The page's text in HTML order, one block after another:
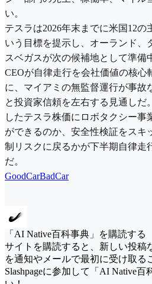
い。
テスラは2026年末までに米国12の
いう目標を提示し、オーランド、
スベガスが次の候補地として準備
CEOが自律走行を会社価値の核心
に、マイアミの無監督運行が事故
と投資家信頼を左右する見通しだ
したテスラ株価にロボタクシー事
ができるのか、安全性検証をスキ
制リスクに戻るかが下半期自律走
だ。
GoodCarBadCar
「AI Native百科事典」を購読する
サイトを購読すると、新しい投稿
を通知やメールで最初に受け取る
Slashpageに参加して「AI Native